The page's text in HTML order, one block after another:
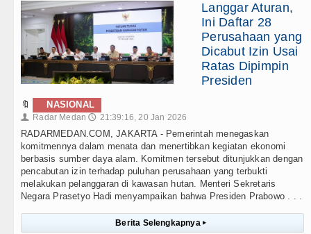
Langgar Aturan,
Ini Daftar 28
Perusahaan yang
Dicabut Izin Usai
Ratas Dipimpin
Presiden
🔖 NASIONAL
👤 Radar Medan 🕔 21:39:16, 20 Jan 2026
RADARMEDAN.COM, JAKARTA - Pemerintah menegaskan
komitmennya dalam menata dan menertibkan kegiatan ekonomi
berbasis sumber daya alam. Komitmen tersebut ditunjukkan dengan
pencabutan izin terhadap puluhan perusahaan yang terbukti
melakukan pelanggaran di kawasan hutan. Menteri Sekretaris
Negara Prasetyo Hadi menyampaikan bahwa Presiden Prabowo . . .
Berita Selengkapnya ▸